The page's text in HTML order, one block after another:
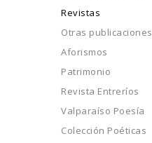
Revistas
Otras publicaciones
Aforismos
Patrimonio
Revista Entreríos
Valparaíso Poesía
Colección Poéticas